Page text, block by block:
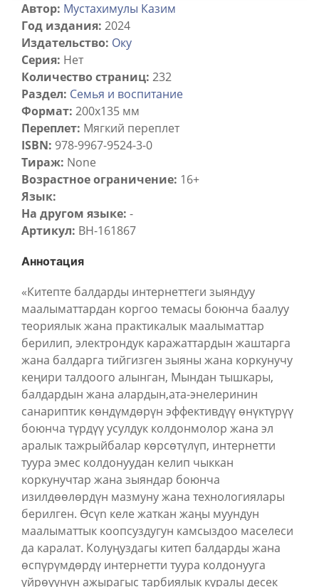
Автор: Мустахимулы Казим
Год издания: 2024
Издательство: Оку
Серия: Нет
Количество страниц: 232
Раздел: Семья и воспитание
Формат: 200х135 мм
Переплет: Мягкий переплет
ISBN: 978-9967-9524-3-0
Тираж: None
Возрастное ограничение: 16+
Язык:
На другом языке: -
Артикул: BH-161867
Аннотация
«Китепте балдарды интернеттеги зыяндуу
маалыматтардан коргоо темасы боюнча баалуу
теориялык жана практикалык маалыматтар
берилип, электрондук каражаттардын жаштарга
жана балдарга тийгизген зыяны жана коркунучу
кеңири талдоого алынган, Мындан тышкары,
балдардын жана алардын,ата-энелеринин
санариптик көндүмдөрүн эффективдүү өнүктүрүү
боюнча түрдүү усулдук колдонмолор жана эл
аралык тажрыйбалар көрсөтүлүп, интернетти
туура эмес колдонуудан келип чыккан
коркунучтар жана зыяндар боюнча
изилдөөлөрдүн мазмуну жана технологиялары
берилген. Өcүn келе жаткан жаңы муундун
маалыматтык коопсуздугун камсыздоо маселеси
да каралат. Колуңуздагы китеп балдарды жана
өспүрүмдөрдү интернетти туура колдонууга
үйрөүүнүн ажырагыс тарбиялык куралы десек